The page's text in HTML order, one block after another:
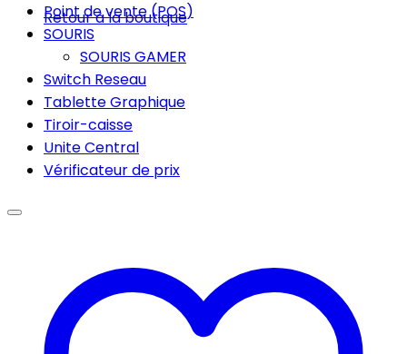
Retour à la boutique
Point de vente (POS)
SOURIS
SOURIS GAMER
Switch Reseau
Tablette Graphique
Tiroir-caisse
Unite Central
Vérificateur de prix